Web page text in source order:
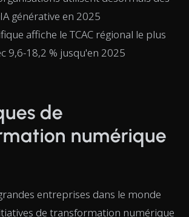
générative en 2025
affiche le TCAC régional le plus
9,6-18,2 % jusqu'en 2025
de
numérique
entreprises dans le monde
de transformation numérique